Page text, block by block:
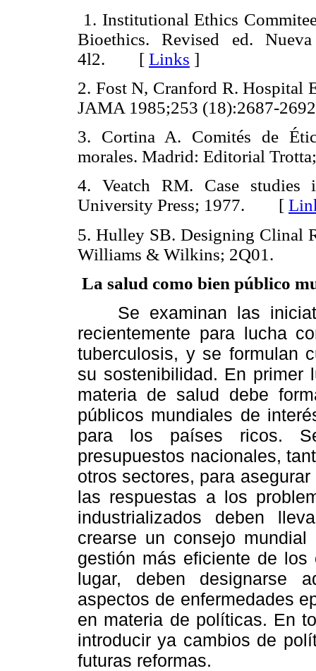
1. Institutional Ethics
Bioethics. Revised ed.
4l2. [ Links ]
2. Fost N, Cranford R. Hospital
JAMA 1985;253 (18):2687-
3. Cortina A. Comités de
morales. Madrid: Editorial
4. Veatch RM. Case studies
University Press; 1977. [
5. Hulley SB. Designing Clinal
Williams & Wilkins; 2Q01.
La salud como bien público
Se examinan las
recientemente para lucha
tuberculosis, y se formulan
su sostenibilidad. En primer
materia de salud debe
públicos mundiales de
para los países ricos.
presupuestos nacionales,
otros sectores, para
las respuestas a los
industrializados deben
crearse un consejo
gestión más eficiente de los
lugar, deben designarse
aspectos de enfermedades
en materia de políticas. En
introducir ya cambios de
futuras reformas.